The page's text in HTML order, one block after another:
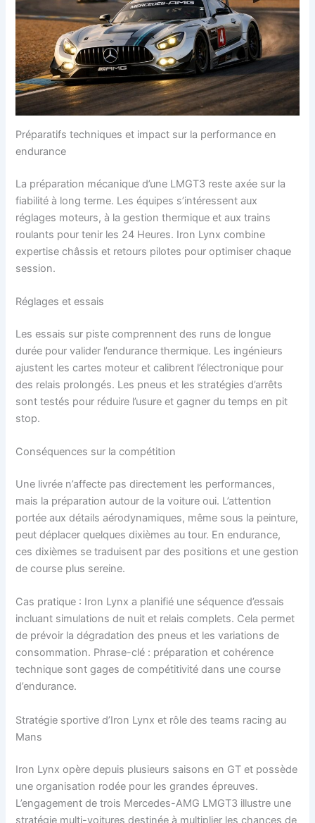
Préparatifs techniques et impact sur la performance en
endurance
La préparation mécanique d’une LMGT3 reste axée sur la
fiabilité à long terme. Les équipes s’intéressent aux
réglages moteurs, à la gestion thermique et aux trains
roulants pour tenir les 24 Heures. Iron Lynx combine
expertise châssis et retours pilotes pour optimiser chaque
session.
Réglages et essais
Les essais sur piste comprennent des runs de longue
durée pour valider l’endurance thermique. Les ingénieurs
ajustent les cartes moteur et calibrent l’électronique pour
des relais prolongés. Les pneus et les stratégies d’arrêts
sont testés pour réduire l’usure et gagner du temps en pit
stop.
Conséquences sur la compétition
Une livrée n’affecte pas directement les performances,
mais la préparation autour de la voiture oui. L’attention
portée aux détails aérodynamiques, même sous la peinture,
peut déplacer quelques dixièmes au tour. En endurance,
ces dixièmes se traduisent par des positions et une gestion
de course plus sereine.
Cas pratique : Iron Lynx a planifié une séquence d’essais
incluant simulations de nuit et relais complets. Cela permet
de prévoir la dégradation des pneus et les variations de
consommation. Phrase-clé : préparation et cohérence
technique sont gages de compétitivité dans une course
d’endurance.
Stratégie sportive d’Iron Lynx et rôle des teams racing au
Mans
Iron Lynx opère depuis plusieurs saisons en GT et possède
une organisation rodée pour les grandes épreuves.
L’engagement de trois Mercedes-AMG LMGT3 illustre une
stratégie multi-voitures destinée à multiplier les chances de